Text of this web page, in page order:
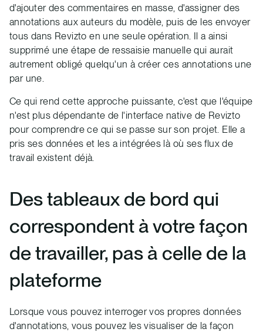
d'ajouter des commentaires en masse, d'assigner des
annotations aux auteurs du modèle, puis de les envoyer
tous dans Revizto en une seule opération. Il a ainsi
supprimé une étape de ressaisie manuelle qui aurait
autrement obligé quelqu'un à créer ces annotations une
par une.
Ce qui rend cette approche puissante, c'est que l'équipe
n'est plus dépendante de l'interface native de Revizto
pour comprendre ce qui se passe sur son projet. Elle a
pris ses données et les a intégrées là où ses flux de
travail existent déjà.
Des tableaux de bord qui
correspondent à votre façon
de travailler, pas à celle de la
plateforme
Lorsque vous pouvez interroger vos propres données
d'annotations, vous pouvez les visualiser de la façon